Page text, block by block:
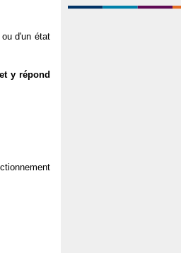
d'un état
y répond